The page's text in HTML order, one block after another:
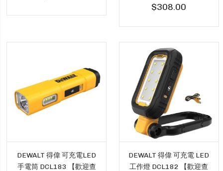
$308.00
DEWALT 得偉 可充電LED
手電筒 DCL183 【歡迎查
DEWALT 得偉 可充電 LED
工作燈 DCL182 【歡迎查